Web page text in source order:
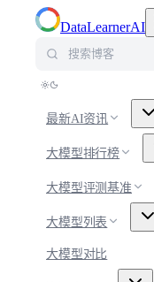
DataLearnerAI
最新AI资讯
大模型排行榜
大模型评测基准
大模型列表
大模型对比